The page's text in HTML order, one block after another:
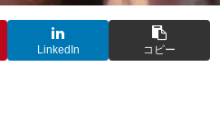
LinkedIn コピー